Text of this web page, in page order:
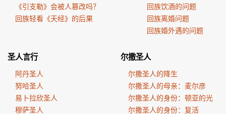
《引支勒》会被人篡改吗？
回族轻看《天经》的后果
回族饮酒的问题
回族离婚问题
回族婚外遇的问题
圣人言行
阿丹圣人
努哈圣人
易卜拉欣圣人
穆萨圣人
尔撒圣人
尔撒圣人的降生
尔撒圣人的母亲：麦尔彦
尔撒圣人的身份：顿亚的光
尔撒圣人的身份：复活